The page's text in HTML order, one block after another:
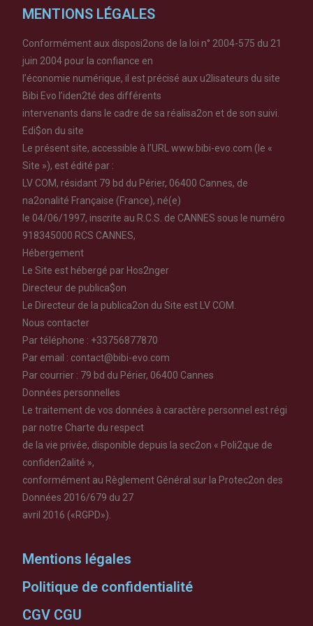
MENTIONS LÉGALES
Conformément aux disposi2ons de la loi n° 2004-575 du 21
juin 2004 pour la confiance en
l’économie numérique, il est précisé aux u2lisateurs du site
Bibi Evo l’iden2té des différents
intervenants dans le cadre de sa réalisa2on et de son suivi.
Edi$on du site
Le présent site, accessible à l’URL www.bibi-evo.com (le «
Site »), est édité par :
LV COM, résidant 79 bd du Périer, 06400 Cannes, de
na2onalité Française (France), né(e)
le 04/06/1997, inscrite au R.C.S. de CANNES sous le numéro
918345000 RCS CANNES,
Hébergement
Le Site est hébergé par Hos2nger
Directeur de publica$on
Le Directeur de la publica2on du Site est LV COM.
Nous contacter
Par téléphone : +33756877870
Par email : contact@bibi-evo.com
Par courrier : 79 bd du Périer, 06400 Cannes
Données personnelles
Le traitement de vos données à caractère personnel est régi
par notre Charte du respect
de la vie privée, disponible depuis la sec2on « Poli2que de
confiden2alité »,
conformément au Règlement Général sur la Protec2on des
Données 2016/679 du 27
avril 2016 («RGPD»).
Mentions légales
Politique de confidentialité
CGV CGU